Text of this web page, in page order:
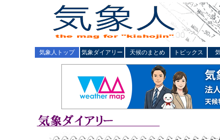
気象人トップ 気象ダイアリー 天候のまとめ トピックス